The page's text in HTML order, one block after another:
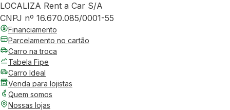
LOCALIZA Rent a Car S/A
CNPJ nº 16.670.085/0001-55
Financiamento
Parcelamento no cartão
Carro na troca
Tabela Fipe
Carro Ideal
Venda para lojistas
Quem somos
Nossas lojas